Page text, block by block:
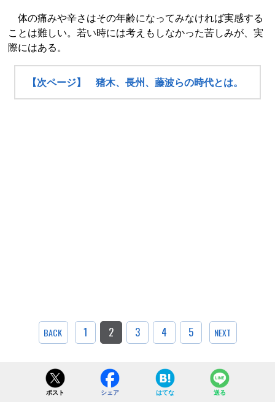
体の痛みや辛さはその年齢になってみなければ実感する
ことは難しい。若い時には考えもしなかった苦しみが、実
際にはある。
【次ページ】 猪木、長州、藤波らの時代とは。
BACK 1 2 3 4 5 NEXT
ポスト シェア はてな 送る